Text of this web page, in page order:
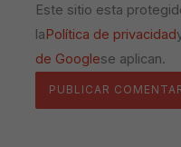
Este sitio esta
laPolítica de privacidad
de Googlese aplican.